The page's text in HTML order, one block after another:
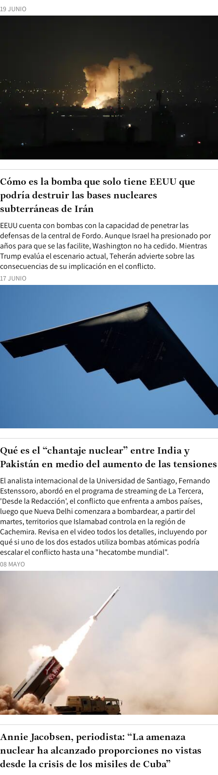
19 JUNIO
17 JUNIO
EEUU cuenta con bombas con la capacidad de penetrar las
defensas de la central de Fordo. Aunque Israel ha presionado por
años para que se las facilite, Washington no ha cedido. Mientras
Trump evalúa el escenario actual, Teherán advierte sobre las
consecuencias de su implicación en el conflicto.
Cómo es la bomba que solo tiene EEUU que
podría destruir las bases nucleares
subterráneas de Irán
08 MAYO
El analista internacional de la Universidad de Santiago, Fernando
Estenssoro, abordó en el programa de streaming de La Tercera,
'Desde la Redacción', el conflicto que enfrenta a ambos países,
luego que Nueva Delhi comenzara a bombardear, a partir del
martes, territorios que Islamabad controla en la región de
Cachemira. Revisa en el video todos los detalles, incluyendo por
qué si uno de los dos estados utiliza bombas atómicas podría
escalar el conflicto hasta una "hecatombe mundial".
Qué es el “chantaje nuclear” entre India y
Pakistán en medio del aumento de las tensiones
Annie Jacobsen, periodista: “La amenaza
nuclear ha alcanzado proporciones no vistas
desde la crisis de los misiles de Cuba”